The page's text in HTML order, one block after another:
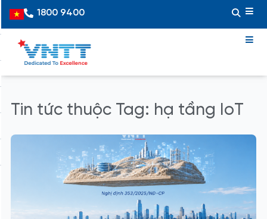
content
Vietnamese
1800 9400
Tin tức thuộc Tag: hạ tầng IoT